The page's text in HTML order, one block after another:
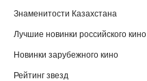
Знаменитости Казахстана
Лучшие новинки российского кино
Новинки зарубежного кино
Рейтинг звезд